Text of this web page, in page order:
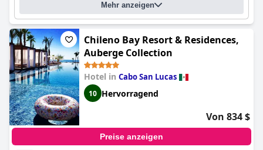
Mehr anzeigen
Chileno Bay Resort & Residences,
Auberge Collection
Hotel in Cabo San Lucas
10 Hervorragend
Von 834 $
Preise anzeigen